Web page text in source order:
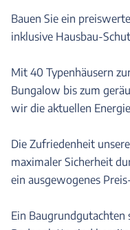
Bauen Sie ein
inklusive Hausbau-
Mit 40 Typenhäusern
Bungalow bis zum
wir die aktuellen
Die Zufriedenheit
maximaler Sicherheit
ein ausgewogenes
Ein Baugrundgutachten